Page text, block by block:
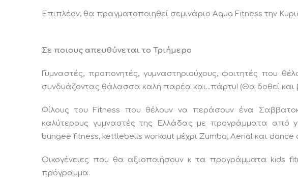
Eπιπλέον, θα πραγματοποιηθεί σεμινάριo Aqua Fitness την
Σε ποιους απευθύνεται το Τριήμερο
Γυμναστές, προπονητές, γυμναστηριούχους, φοιτητές που
συνδυάζοντας θάλασσα καλή παρέα και...πάρτυ! (Θα δοθεί
Φίλους του Fitness που θέλουν να περάσουν ένα
καλύτερους γυμναστές της Ελλάδας με προγράμματα από
bungee fitness, kettlebells workout μέχρι Zumba, Aerial και dance
Οικογένειες που θα αξιοποιήσουν κ τα προγράμματα kids
πρόγραμμα.